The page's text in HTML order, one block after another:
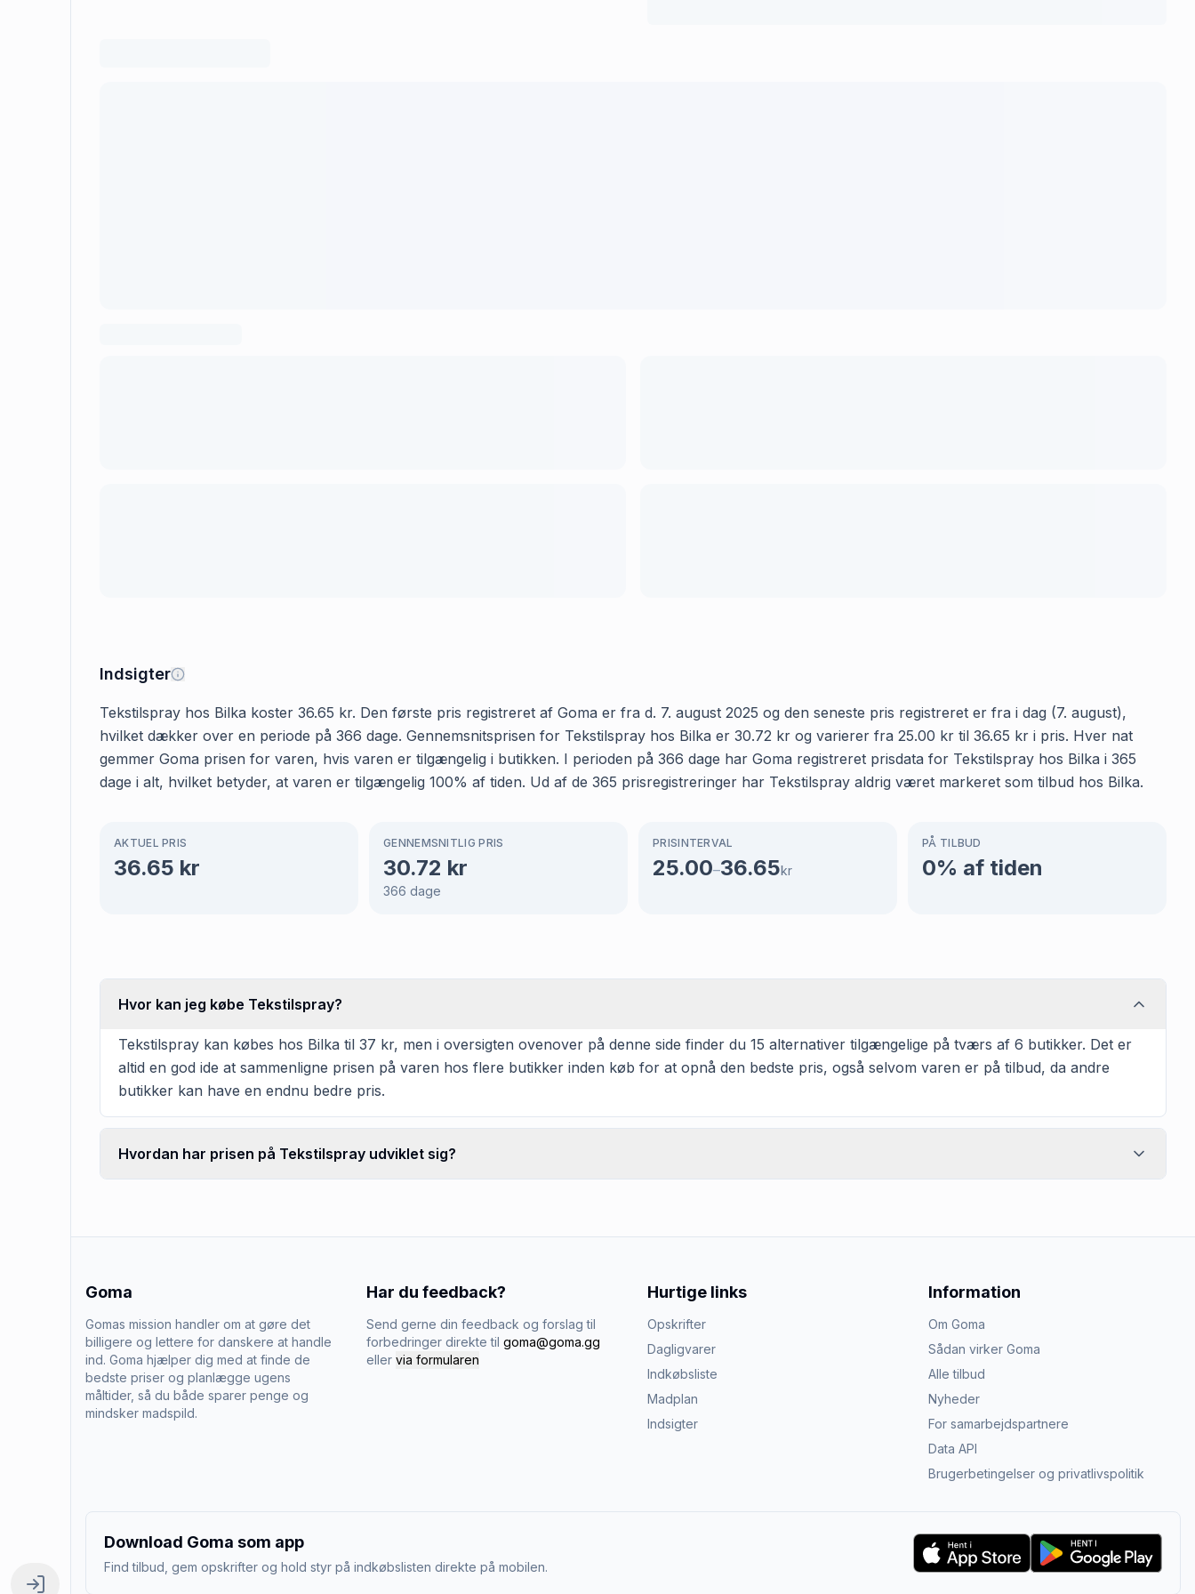
Indsigter
Tekstilspray hos Bilka koster 36.65 kr. Den første pris registreret af Goma er fra d. 7. august 2025 og den seneste pris registreret er fra i dag (7. august),
hvilket dækker over en periode på 366 dage. Gennemsnitsprisen for Tekstilspray hos Bilka er 30.72 kr og varierer fra 25.00 kr til 36.65 kr i pris. Hver nat
gemmer Goma prisen for varen, hvis varen er tilgængelig i butikken. I perioden på 366 dage har Goma registreret prisdata for Tekstilspray hos Bilka i 365
dage i alt, hvilket betyder, at varen er tilgængelig 100% af tiden. Ud af de 365 prisregistreringer har Tekstilspray aldrig været markeret som tilbud hos Bilka.
AKTUEL PRIS
36.65 kr
GENNEMSNITLIG PRIS
30.72 kr
366 dage
PRISINTERVAL
25.00–36.65kr
PÅ TILBUD
0% af tiden
Hvor kan jeg købe Tekstilspray?
Tekstilspray kan købes hos Bilka til 37 kr, men i oversigten ovenover på denne side finder du 15 alternativer tilgængelige på tværs af 6 butikker. Det er
altid en god ide at sammenligne prisen på varen hos flere butikker inden køb for at opnå den bedste pris, også selvom varen er på tilbud, da andre
butikker kan have en endnu bedre pris.
Hvordan har prisen på Tekstilspray udviklet sig?
Goma
Gomas mission handler om at gøre det
billigere og lettere for danskere at handle
ind. Goma hjælper dig med at finde de
bedste priser og planlægge ugens
måltider, så du både sparer penge og
mindsker madspild.
Har du feedback?
Send gerne din feedback og forslag til
forbedringer direkte til goma@goma.gg
eller via formularen
Hurtige links
Opskrifter
Dagligvarer
Indkøbsliste
Madplan
Indsigter
Information
Om Goma
Sådan virker Goma
Alle tilbud
Nyheder
For samarbejdspartnere
Data API
Brugerbetingelser og privatlivspolitik
Download Goma som app
Find tilbud, gem opskrifter og hold styr på indkøbslisten direkte på mobilen.